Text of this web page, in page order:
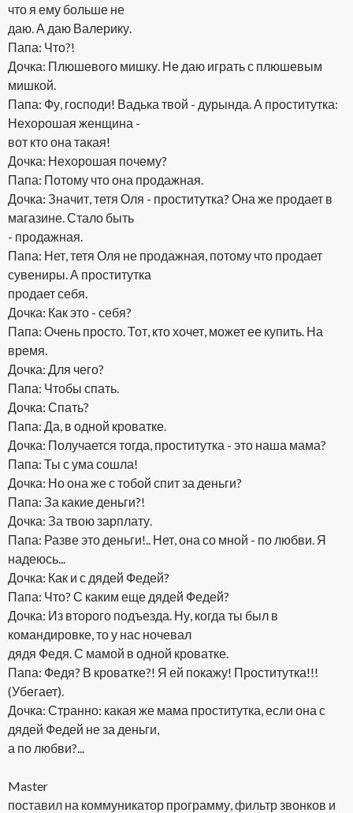
что я ему больше не
даю. А даю Валерику.
Папа: Что?!
Дочка: Плюшевого мишку. Не даю играть с плюшевым
мишкой.
Папа: Фу, господи! Вадька твой - дурында. А проститутка:
Нехорошая женщина -
вот кто она такая!
Дочка: Нехорошая почему?
Папа: Потому что она продажная.
Дочка: Значит, тетя Оля - проститутка? Она же продает в
магазине. Стало быть
- продажная.
Папа: Нет, тетя Оля не продажная, потому что продает
сувениры. А проститутка
продает себя.
Дочка: Как это - себя?
Папа: Очень просто. Тот, кто хочет, может ее купить. На
время.
Дочка: Для чего?
Папа: Чтобы спать.
Дочка: Спать?
Папа: Да, в одной кроватке.
Дочка: Получается тогда, проститутка - это наша мама?
Папа: Ты с ума сошла!
Дочка: Но она же с тобой спит за деньги?
Папа: За какие деньги?!
Дочка: За твою зарплату.
Папа: Разве это деньги!.. Нет, она со мной - по любви. Я
надеюсь...
Дочка: Как и с дядей Федей?
Папа: Что? С каким еще дядей Федей?
Дочка: Из второго подъезда. Ну, когда ты был в
командировке, то у нас ночевал
дядя Федя. С мамой в одной кроватке.
Папа: Федя? В кроватке?! Я ей покажу! Проститутка!!!
(Убегает).
Дочка: Странно: какая же мама проститутка, если она с
дядей Федей не за деньги,
а по любви?...
Master
поставил на коммуникатор программу, фильтр звонков и